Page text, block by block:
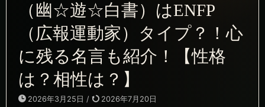
（幽☆遊☆白書）はENFP
（広報運動家）タイプ？！心
に残る名言も紹介！【性格
は？相性は？】
2026年3月25日 / 2026年7月20日